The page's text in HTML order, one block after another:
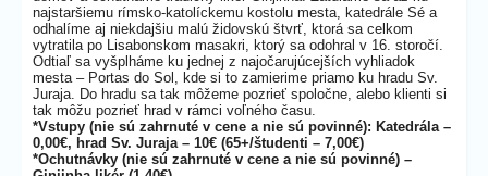
najstaršiemu rímsko-katolíckemu kostolu mesta, katedrále Sé a
odhalíme aj niekdajšiu malú židovskú štvrť, ktorá sa celkom
vytratila po Lisabonskom masakri, ktorý sa odohral v 16. storočí.
Odtiaľ sa vyšplháme ku jednej z najočarujúcejších vyhliadok
mesta – Portas do Sol, kde si to zamierime priamo ku hradu Sv.
Juraja. Do hradu sa tak môžeme pozrieť spoločne, alebo klienti si
tak môžu pozrieť hrad v rámci voľného času.
*Vstupy (nie sú zahrnuté v cene a nie sú povinné): Katedrála –
0,00€, hrad Sv. Juraja – 10€ (65+/študenti – 7,00€)
*Ochutnávky (nie sú zahrnuté v cene a nie sú povinné) –